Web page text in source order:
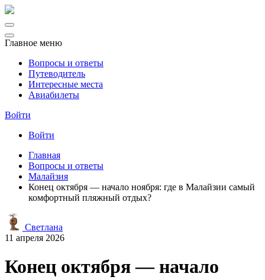
Главное меню
Вопросы и ответы
Путеводитель
Интересные места
Авиабилеты
Войти
Войти
Главная
Вопросы и ответы
Малайзия
Конец октября — начало ноября: где в Малайзии самый
комфортный пляжный отдых?
Светлана
11 апреля 2026
Конец октября — начало